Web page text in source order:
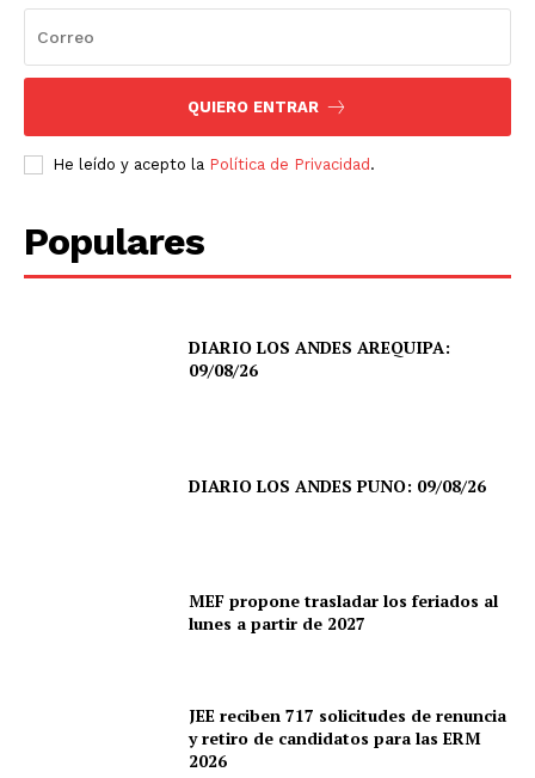
QUIERO ENTRAR
He leído y acepto la Política de Privacidad.
Populares
DIARIO LOS ANDES AREQUIPA:
09/08/26
DIARIO LOS ANDES PUNO: 09/08/26
MEF propone trasladar los feriados al
lunes a partir de 2027
JEE reciben 717 solicitudes de renuncia
y retiro de candidatos para las ERM
2026